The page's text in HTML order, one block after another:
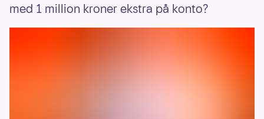
med 1 million kroner ekstra på konto?